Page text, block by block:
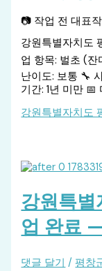
📷 작업 전 대표
강원특별자치도
업 항목: 벌초 (
난이도: 보통 🔧
기간: 1년 미만
강원특별자치도
강원특
업 완료
댓글 달기 / 평창